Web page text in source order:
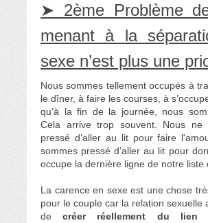
➤ 2ème Problème
menant à la
sexe n’est plus une
Nous sommes tellement occupés à
le dîner, à faire les courses, à
qu’à la fin de la journée, nous
Cela arrive trop souvent. Nous ne
pressé d’aller au lit pour faire
sommes pressé d’aller au lit pour
occupe la dernière ligne de notre liste
La carence en sexe est une chose
pour le couple car la relation sexuelle
decréer réellement du lien